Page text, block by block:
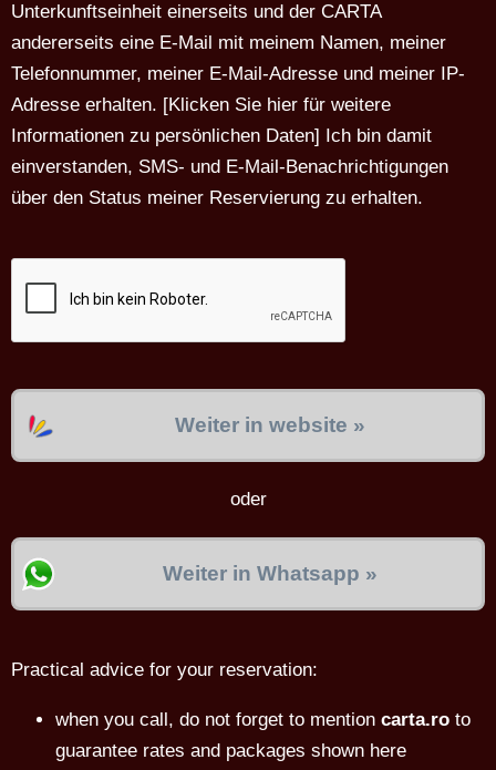
Unterkunftseinheit einerseits und der CARTA
andererseits eine E-Mail mit meinem Namen, meiner
Telefonnummer, meiner E-Mail-Adresse und meiner IP-
Adresse erhalten. [Klicken Sie hier für weitere
Informationen zu persönlichen Daten] Ich bin damit
einverstanden, SMS- und E-Mail-Benachrichtigungen
über den Status meiner Reservierung zu erhalten.
Weiter in website »
oder
Weiter in Whatsapp »
Practical advice for your reservation:
when you call, do not forget to mention carta.ro to
guarantee rates and packages shown here